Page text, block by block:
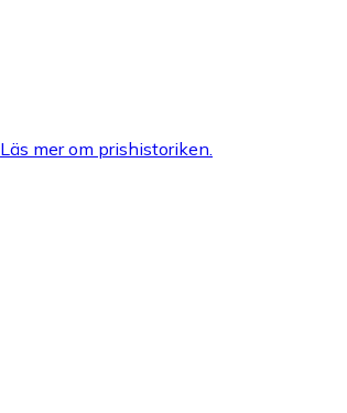
Läs mer om prishistoriken.